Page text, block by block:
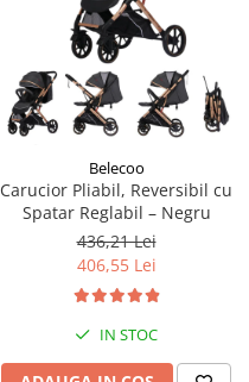
Belecoo
Carucior Pliabil, Reversibil cu
Spatar Reglabil – Negru
436,21 Lei
406,55 Lei
IN STOC